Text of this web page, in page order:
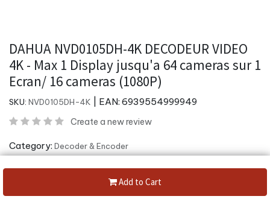
Add to Cart
DAHUA NVD0105DH-4K DECODEUR VIDEO
4K - Max 1 Display jusqu'a 64 cameras sur 1
Ecran/ 16 cameras (1080P)
SKU: NVD0105DH-4K | EAN: 6939554999949
Create a new review
Category: Decoder & Encoder